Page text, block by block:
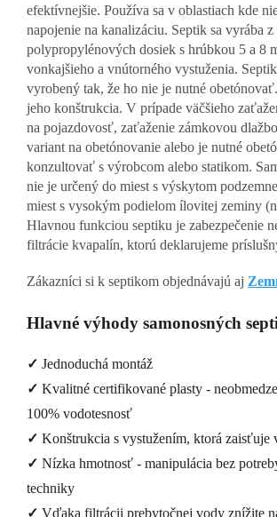
efektívnejšie. Používa sa v oblastiach kde
napojenie na kanalizáciu. Septik sa vyrába z
polypropylénových dosiek s hrúbkou 5 a 8
vonkajšieho a vnútorného vystuženia.
vyrobený tak, že ho nie je nutné
jeho konštrukcia. V prípade väčšieho
na pojazdovosť, zaťaženie zámkovou
variant na obetónovanie alebo je nutné
konzultovať s výrobcom alebo statikom.
nie je určený do miest s výskytom
miest s vysokým podielom ílovitej zeminy
Hlavnou funkciou septiku je zabezpečenie
filtrácie kvapalín, ktorú deklarujeme
Zákazníci si k septikom objednávajú aj
Hlavné výhody samonosných
✓ Jednoduchá montáž
✓ Kvalitné certifikované plasty -
100% vodotesnosť
✓ Konštrukcia s vystužením, ktorá zaisťuje
✓ Nízka hmotnosť - manipulácia bez
techniky
✓ Vďaka filtrácii prebytočnej vody znížite